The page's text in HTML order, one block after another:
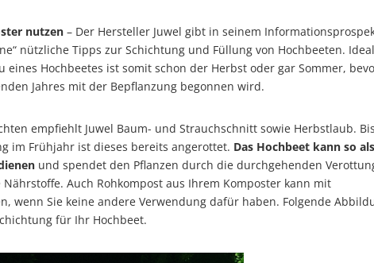
nutzen – Der Hersteller Juwel gibt in seinem
nützliche Tipps zur Schichtung und Füllung von Hochbeeten.
eines Hochbeetes ist somit schon der Herbst oder gar Sommer,
Jahres mit der Bepflanzung begonnen wird.
empfiehlt Juwel Baum- und Strauchschnitt sowie Herbstlaub. Bis
im Frühjahr ist dieses bereits angerottet. Das Hochbeet kann so als
und spendet den Pflanzen durch die durchgehenden
Auch Rohkompost aus Ihrem Komposter kann mit
wenn Sie keine andere Verwendung dafür haben. Folgende
für Ihr Hochbeet.